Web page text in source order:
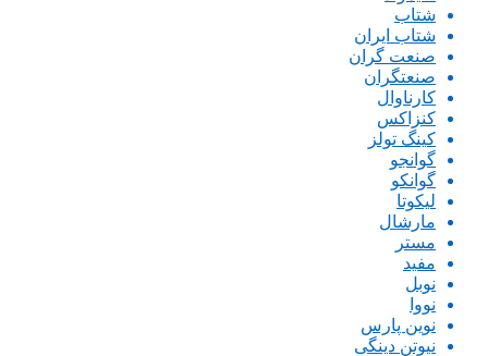
شتاب
شتاب ایران
صنعت گران
صنعتگران
کارناوال
کنزاکس
کینگ تولز
گوانجو
گوانکو
لیکوتا
مارشال
مستر
مفید
نوبل
نووا
نوین پارس
نیوتن دینگی